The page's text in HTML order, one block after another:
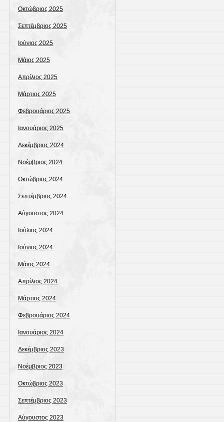
Οκτώβριος 2025
Σεπτέμβριος 2025
Ιούνιος 2025
Μάιος 2025
Απρίλιος 2025
Μάρτιος 2025
Φεβρουάριος 2025
Ιανουάριος 2025
Δεκέμβριος 2024
Νοέμβριος 2024
Οκτώβριος 2024
Σεπτέμβριος 2024
Αύγουστος 2024
Ιούλιος 2024
Ιούνιος 2024
Μάιος 2024
Απρίλιος 2024
Μάρτιος 2024
Φεβρουάριος 2024
Ιανουάριος 2024
Δεκέμβριος 2023
Νοέμβριος 2023
Οκτώβριος 2023
Σεπτέμβριος 2023
Αύγουστος 2023